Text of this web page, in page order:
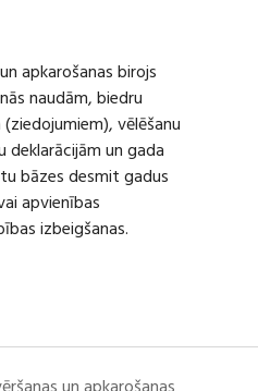
apkarošanas birojs
naudām, biedru
vēlēšanu
deklarācijām un gada
bāzes desmit gadus
apvienības
izbeigšanas.